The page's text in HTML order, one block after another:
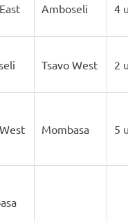
Amboseli 4
Tsavo West 2
Mombasa 5